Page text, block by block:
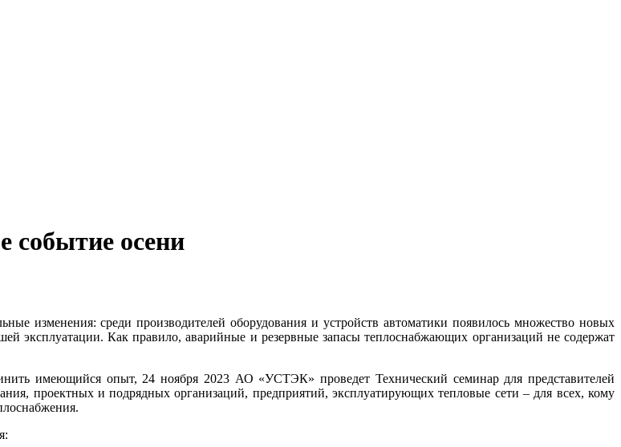
событие осени
изменения: среди производителей оборудования и устройств автоматики появилось множество новых
эксплуатации. Как правило, аварийные и резервные запасы теплоснабжающих организаций не содержат
имеющийся опыт, 24 ноября 2023 АО «УСТЭК» проведет Технический семинар для представителей
проектных и подрядных организаций, предприятий, эксплуатирующих тепловые сети – для всех, кому